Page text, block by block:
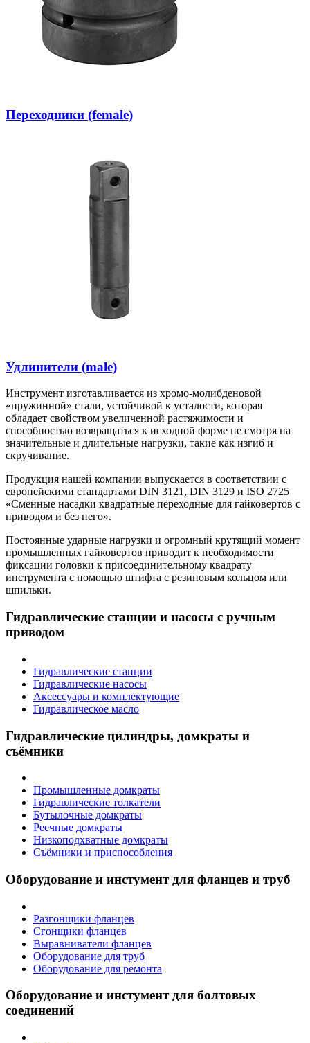
Переходники (female)
Удлинители (male)
Инструмент изготавливается из хромо-молибденовой
«пружинной» стали, устойчивой к усталости, которая
обладает свойством увеличенной растяжимости и
способностью возвращаться к исходной форме не смотря на
значительные и длительные нагрузки, такие как изгиб и
скручивание.
Продукция нашей компании выпускается в соответствии с
европейскими стандартами DIN 3121, DIN 3129 и ISO 2725
«Cменные насадки квадратные переходные для гайковертов с
приводом и без него».
Постоянные ударные нагрузки и огромный крутящий момент
промышленных гайковертов приводит к необходимости
фиксации головки к присоединительному квадрату
инструмента с помощью штифта с резиновым кольцом или
шпильки.
Гидравлические станции и насосы с ручным
приводом
Гидравлические станции
Гидравлические насосы
Аксессуары и комплектующие
Гидравлическое масло
Гидравлические цилиндры, домкраты и
съёмники
Промышленные домкраты
Гидравлические толкатели
Бутылочные домкраты
Реечные домкраты
Низкоподхватные домкраты
Съёмники и приспособления
Оборудование и инстумент для фланцев и труб
Разгонщики фланцев
Сгонщики фланцев
Выравниватели фланцев
Оборудование для труб
Оборудование для ремонта
Оборудование и инстумент для болтовых
соединений